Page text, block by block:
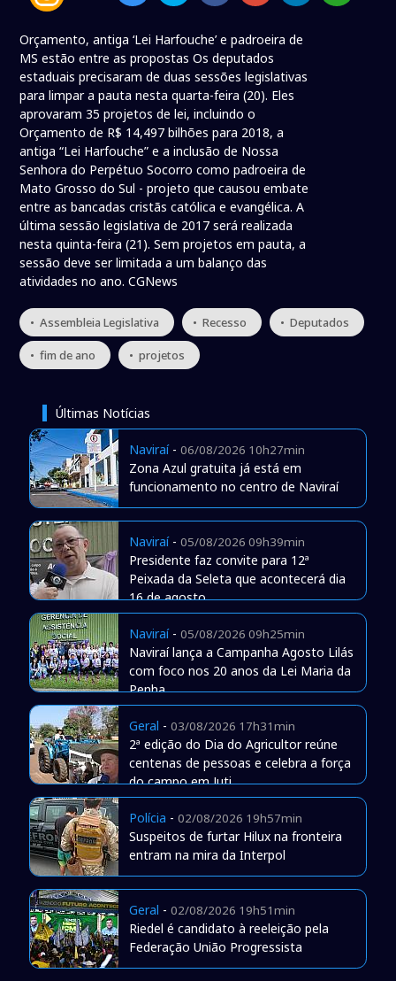
Orçamento, antiga ‘Lei Harfouche’ e padroeira de
MS estão entre as propostas Os deputados
estaduais precisaram de duas sessões legislativas
para limpar a pauta nesta quarta-feira (20). Eles
aprovaram 35 projetos de lei, incluindo o
Orçamento de R$ 14,497 bilhões para 2018, a
antiga “Lei Harfouche” e a inclusão de Nossa
Senhora do Perpétuo Socorro como padroeira de
Mato Grosso do Sul - projeto que causou embate
entre as bancadas cristãs católica e evangélica. A
última sessão legislativa de 2017 será realizada
nesta quinta-feira (21). Sem projetos em pauta, a
sessão deve ser limitada a um balanço das
atividades no ano. CGNews
• Assembleia Legislativa • Recesso • Deputados
• fim de ano • projetos
Últimas Notícias
Naviraí- 06/08/2026 10h27min
Zona Azul gratuita já está em
funcionamento no centro de Naviraí
Naviraí- 05/08/2026 09h39min
Presidente faz convite para 12ª
Peixada da Seleta que acontecerá dia
16 de agosto
Naviraí- 05/08/2026 09h25min
Naviraí lança a Campanha Agosto Lilás
com foco nos 20 anos da Lei Maria da
Penha
Geral - 03/08/2026 17h31min
2ª edição do Dia do Agricultor reúne
centenas de pessoas e celebra a força
do campo em Juti
Polícia - 02/08/2026 19h57min
Suspeitos de furtar Hilux na fronteira
entram na mira da Interpol
Geral - 02/08/2026 19h51min
Riedel é candidato à reeleição pela
Federação União Progressista